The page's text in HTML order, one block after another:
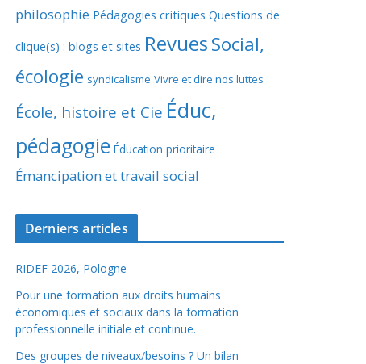
philosophie Pédagogies critiques Questions de
clique(s) : blogs et sites RevuesSocial,
écologie syndicalisme Vivre et dire nos luttes
École, histoire et Cie Éduc,
pédagogie Éducation prioritaire
Émancipation et travail social
Derniers articles
RIDEF 2026, Pologne
Pour une formation aux droits humains
économiques et sociaux dans la formation
professionnelle initiale et continue.
Des groupes de niveaux/besoins ? Un bilan